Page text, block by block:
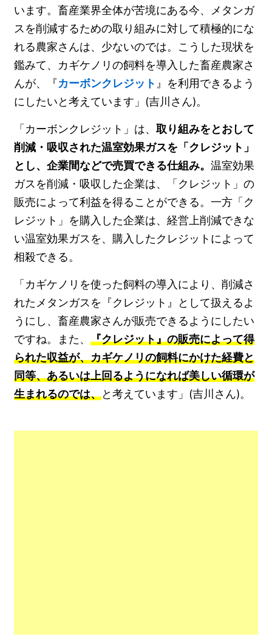
います。畜産業界全体が苦境にある今、メタンガ
スを削減するための取り組みに対して積極的にな
れる農家さんは、少ないのでは。こうした現状を
鑑みて、カギケノリの飼料を導入した畜産農家さ
んが、『カーボンクレジット 』を利用できるよう
にしたいと考えています」(吉川さん)。
「カーボンクレジット」は、取り組みをとおして
削減・吸収された温室効果ガスを「クレジット」
とし、企業間などで売買できる仕組み。温室効果
ガスを削減・吸収した企業は、「クレジット」の
販売によって利益を得ることができる。一方「ク
レジット」を購入した企業は、経営上削減できな
い温室効果ガスを、購入したクレジットによって
相殺できる。
「カギケノリを使った飼料の導入により、削減さ
れたメタンガスを『クレジット』として扱えるよ
うにし、畜産農家さんが販売できるようにしたい
ですね。また、『クレジット』の販売によって得
られた収益が、カギケノリの飼料にかけた経費と
同等、あるいは上回るようになれば美しい循環が
生まれるのでは、と考えています」(吉川さん)。